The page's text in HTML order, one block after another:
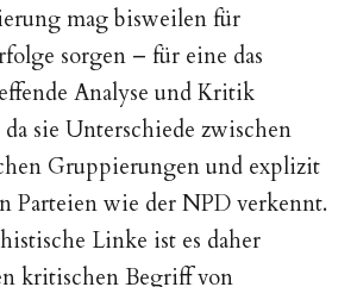
mag bisweilen für
sorgen – für eine das
Analyse und Kritik
sie Unterschiede zwischen
Gruppierungen und explizit
Parteien wie der NPD verkennt.
Linke ist es daher
kritischen Begriff von